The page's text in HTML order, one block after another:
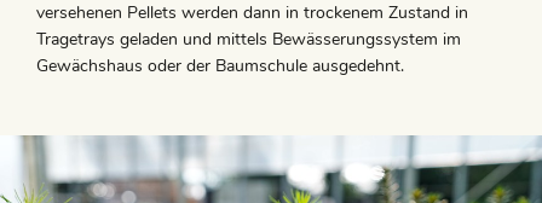
versehenen Pellets werden dann in trockenem Zustand in
Tragetrays geladen und mittels Bewässerungssystem im
Gewächshaus oder der Baumschule ausgedehnt.